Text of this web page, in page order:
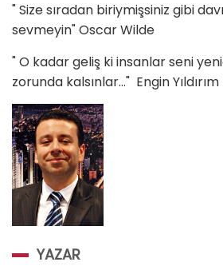
" Size sıradan biriymişsiniz gibi
sevmeyin" Oscar Wilde
" O kadar geliş ki insanlar seni
zorunda kalsınlar..." Engin Yıldırım
YAZAR